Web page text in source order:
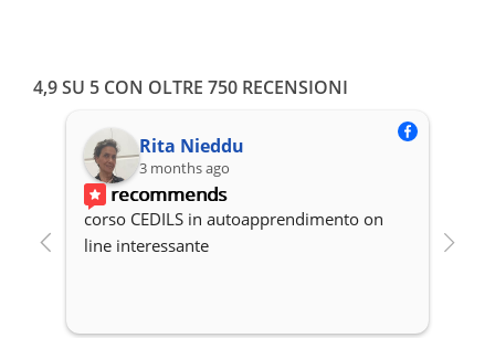
4,9 SU 5 CON OLTRE 750 RECENSIONI
Rita Nieddu
3 months ago
recommends
corso CEDILS in autoapprendimento on
line interessante